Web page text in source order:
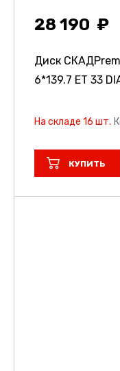
28 190
Диск
6*139.7 ET 33
На складе 16 шт.
КУПИТЬ